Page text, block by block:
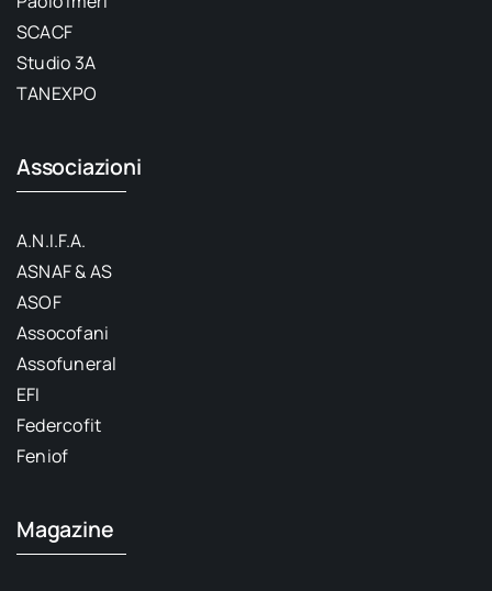
SCACF
Studio 3A
TANEXPO
Associazioni
A.N.I.F.A.
ASNAF & AS
ASOF
Assocofani
Assofuneral
EFI
Federcofit
Feniof
Magazine